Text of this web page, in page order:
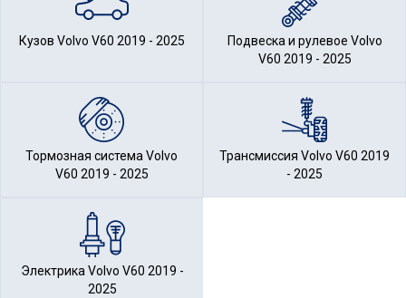
Кузов Volvo V60 2019 - 2025
Подвеска и рулевое Volvo
V60 2019 - 2025
Тормозная система Volvo
V60 2019 - 2025
Трансмиссия Volvo V60 2019
- 2025
Электрика Volvo V60 2019 -
2025